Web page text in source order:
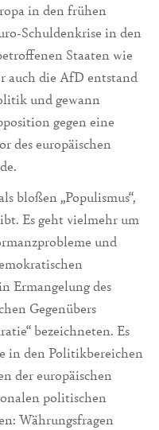
in den frühen
Schuldenkrise in den
Staaten wie
auch die AfD entstand
und gewann
gegen eine
des europäischen
bloßen „Populismus“,
Es geht vielmehr um
und
Ermangelung des
Gegenübers
bezeichneten. Es
in den Politikbereichen
der europäischen
politischen
Währungsfragen